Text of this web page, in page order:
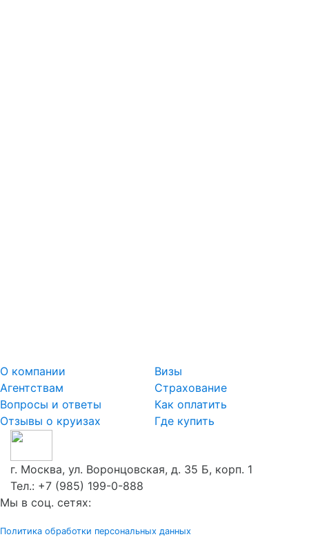
О компании
Агентствам
Вопросы и ответы
Отзывы о круизах
Визы
Страхование
Как оплатить
Где купить
г. Москва, ул. Воронцовская, д. 35 Б, корп. 1
Тел.: +7 (985) 199-0-888
Мы в соц. сетях:
Политика обработки персональных данных